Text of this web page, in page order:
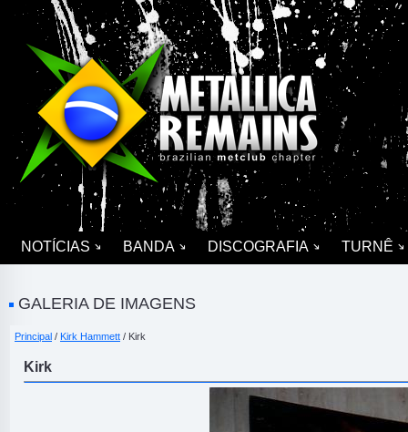
NOTÍCIAS BANDA DISCOGRAFIA TURNÊ
GALERIA DE IMAGENS
Principal / Kirk Hammett / Kirk
Kirk